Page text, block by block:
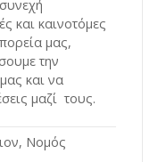
και καινοτόμες
μας,
την
και να
μαζί τους.
Νομός